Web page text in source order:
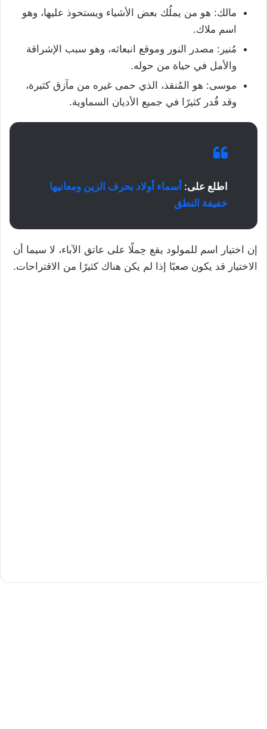
مالك: هو من يملُك بعض الأشياء ويستحوذ عليها، وهو
اسم ملاك.
مُنير: مصدر النور وموقع انبعاثه، وهو سبب الإشراقة
والأمل في حياة من حوله.
موسى: هو المُنقذ، الذي حمى غيره من مآزق كثيرة،
وقد قُدر كثيرًا في جميع الأديان السماوية.
اطلع على: أسماء أولاد بحرف الزين ومعانيها
خفيفة النطق
إن اختيار اسم للمولود يقع حِملًا على عاتق الآباء، لا سيما أن
الاختيار قد يكون صعبًا إذا لم يكن هناك كثيرًا من الاقتراحات.